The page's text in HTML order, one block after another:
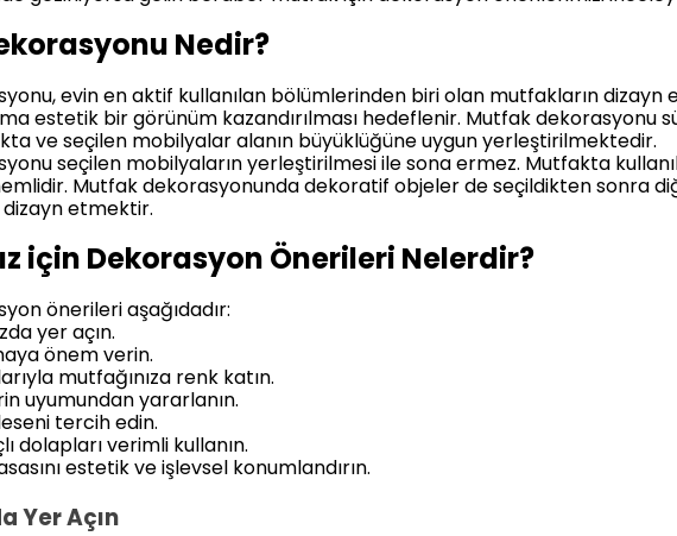
Nedir?
evin en aktif kullanılan bölümlerinden biri olan mutfakların dizayn
estetik bir görünüm kazandırılması hedeflenir. Mutfak dekorasyonu
ve seçilen mobilyalar alanın büyüklüğüne uygun yerleştirilmektedir.
seçilen mobilyaların yerleştirilmesi ile sona ermez. Mutfakta
Mutfak dekorasyonunda dekoratif objeler de seçildikten sonra
dizayn etmektir.
için Dekorasyon Önerileri Nelerdir?
önerileri aşağıdadır:
yer açın.
önem verin.
mutfağınıza renk katın.
uyumundan yararlanın.
tercih edin.
dolapları verimli kullanın.
estetik ve işlevsel konumlandırın.
Yer Açın